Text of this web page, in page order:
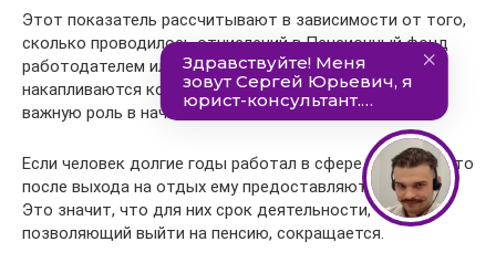
Этот показатель рассчитывают в зависимости от того,
сколько проводилось отчислений в Пенсионный фонд
работодателем или самим работником. При этом
накапливаются коэффициенты, которые сыграют
важную роль в начислении пенсионной выплаты.
Если человек долгие годы работал в сфере медицины, то
после выхода на отдых ему предоставляются льготы.
Это значит, что для них срок деятельности,
позволяющий выйти на пенсию, сокращается.